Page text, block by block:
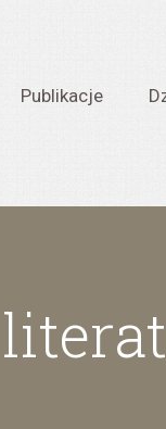
Publikacje